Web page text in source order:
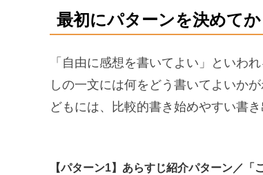
最初にパターンを決めて
「自由に感想を書いてよい」といわ
しの一文には何をどう書いてよいか
どもには、比較的書き始めやすい書
【パターン1】あらすじ紹介パターン／「